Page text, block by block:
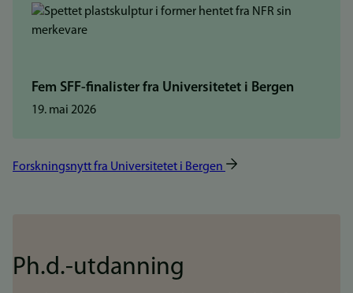
Fem SFF-finalister fra Universitetet i Bergen
19. mai 2026
Forskningsnytt fra Universitetet i Bergen
Ph.d.-utdanning